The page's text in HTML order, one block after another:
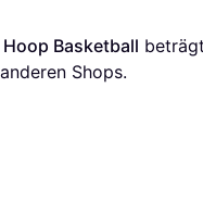
Basketball
anderen Shops.